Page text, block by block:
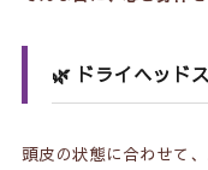
🌿 ドライヘッド
頭皮の状態に合わせて